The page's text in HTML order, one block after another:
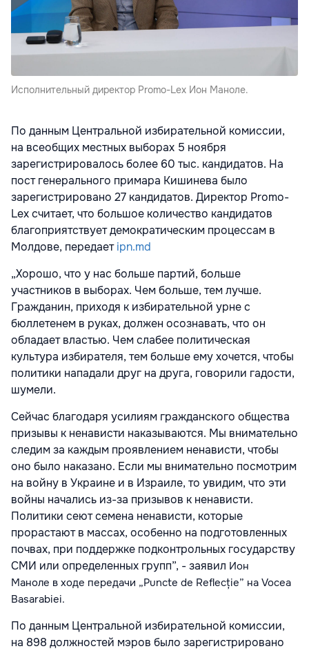
Исполнительный директор Promo-Lex Ион Маноле.
По данным Центральной избирательной комиссии,
на всеобщих местных выборах 5 ноября
зарегистрировалось более 60 тыс. кандидатов. На
пост генерального примара Кишинева было
зарегистрировано 27 кандидатов. Директор Promo-
Lex считает, что большое количество кандидатов
благоприятствует демократическим процессам в
Молдове, передаетipn.md
„Хорошо, что у нас больше партий, больше
участников в выборах. Чем больше, тем лучше.
Гражданин, приходя к избирательной урне с
бюллетенем в руках, должен осознавать, что он
обладает властью. Чем слабее политическая
культура избирателя, тем больше ему хочется, чтобы
политики нападали друг на друга, говорили гадости,
шумели.
Сейчас благодаря усилиям гражданского общества
призывы к ненависти наказываются. Мы внимательно
следим за каждым проявлением ненависти, чтобы
оно было наказано. Если мы внимательно посмотрим
на войну в Украине и в Израиле, то увидим, что эти
войны начались из-за призывов к ненависти.
Политики сеют семена ненависти, которые
прорастают в массах, особенно на подготовленных
почвах, при поддержке подконтрольных государству
СМИ или определенных групп”, - заявил Ион
Маноле в ходе передачи „Puncte de Reflecție” на Vocea
Basarabiei.
По данным Центральной избирательной комиссии,
на 898 должностей мэров было зарегистрировано